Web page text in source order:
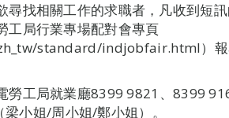
尋找相關工作的求職者，凡收到短
工局行業專場配對會專頁
standard/indjobfair.html）報
勞工局就業廳8399 9821、8399
小姐/周小姐/鄭小姐）。